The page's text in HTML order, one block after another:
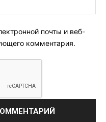
почты и веб-
комментария.